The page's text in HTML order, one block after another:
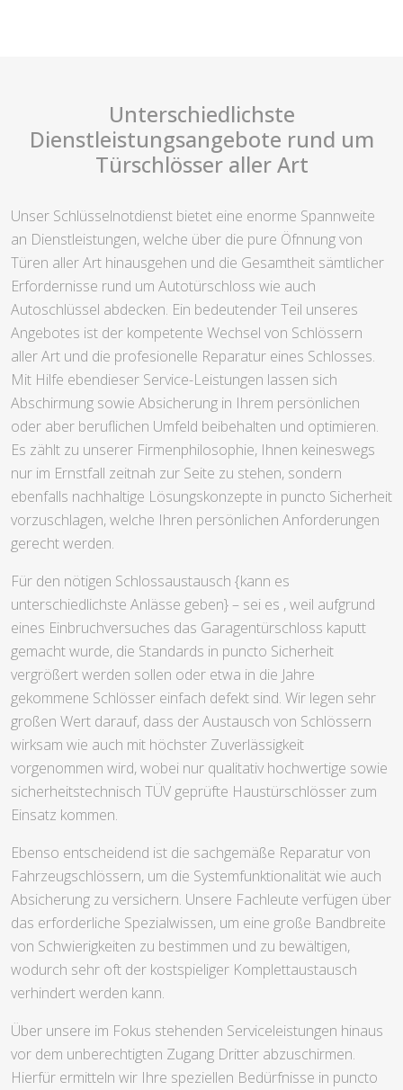
Unterschiedlichste
Dienstleistungsangebote rund um
Türschlösser aller Art
Unser Schlüsselnotdienst bietet eine enorme Spannweite
an Dienstleistungen, welche über die pure Öfnnung von
Türen aller Art hinausgehen und die Gesamtheit sämtlicher
Erfordernisse rund um Autotürschloss wie auch
Autoschlüssel abdecken. Ein bedeutender Teil unseres
Angebotes ist der kompetente Wechsel von Schlössern
aller Art und die profesionelle Reparatur eines Schlosses.
Mit Hilfe ebendieser Service-Leistungen lassen sich
Abschirmung sowie Absicherung in Ihrem persönlichen
oder aber beruflichen Umfeld beibehalten und optimieren.
Es zählt zu unserer Firmenphilosophie, Ihnen keineswegs
nur im Ernstfall zeitnah zur Seite zu stehen, sondern
ebenfalls nachhaltige Lösungskonzepte in puncto Sicherheit
vorzuschlagen, welche Ihren persönlichen Anforderungen
gerecht werden.
Für den nötigen Schlossaustausch {kann es
unterschiedlichste Anlässe geben} – sei es , weil aufgrund
eines Einbruchversuches das Garagentürschloss kaputt
gemacht wurde, die Standards in puncto Sicherheit
vergrößert werden sollen oder etwa in die Jahre
gekommene Schlösser einfach defekt sind. Wir legen sehr
großen Wert darauf, dass der Austausch von Schlössern
wirksam wie auch mit höchster Zuverlässigkeit
vorgenommen wird, wobei nur qualitativ hochwertige sowie
sicherheitstechnisch TÜV geprüfte Haustürschlösser zum
Einsatz kommen.
Ebenso entscheidend ist die sachgemäße Reparatur von
Fahrzeugschlössern, um die Systemfunktionalität wie auch
Absicherung zu versichern. Unsere Fachleute verfügen über
das erforderliche Spezialwissen, um eine große Bandbreite
von Schwierigkeiten zu bestimmen und zu bewältigen,
wodurch sehr oft der kostspieliger Komplettaustausch
verhindert werden kann.
Über unsere im Fokus stehenden Serviceleistungen hinaus
vor dem unberechtigten Zugang Dritter abzuschirmen.
Hierfür ermitteln wir Ihre speziellen Bedürfnisse in puncto